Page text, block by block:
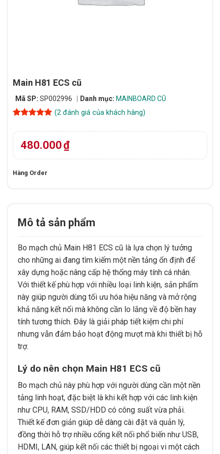
Main H81 ECS cũ
Mã SP: SP002996 Danh mục: MAINBOARD CŨ
dựa trên
đánh giá
(2đánh giá của khách hàng)
480.000₫
Hàng Order
Mô tả sản phẩm
Bo mạch chủ Main H81 ECS cũ là lựa chọn lý tưởng
cho những ai đang tìm kiếm một nền tảng ổn định để
xây dựng hoặc nâng cấp hệ thống máy tính cá nhân.
Với thiết kế phù hợp với nhiều loại linh kiện, sản phẩm
này giúp người dùng tối ưu hóa hiệu năng và mở rộng
khả năng kết nối mà không cần lo lắng về độ bền hay
tính tương thích. Đây là giải pháp tiết kiệm chi phí
nhưng vẫn đảm bảo hoạt động mượt mà khi thiết bị hỗ
trợ.
Lý do nên chọn Main H81 ECS cũ
Bo mạch chủ này phù hợp với người dùng cần một nền
tảng linh hoạt, đặc biệt là khi kết hợp với các linh kiện
như CPU, RAM, SSD/HDD có công suất vừa phải.
Thiết kế đơn giản giúp dễ dàng cài đặt và quản lý,
đồng thời hỗ trợ nhiều cổng kết nối phổ biến như USB,
HDMI, LAN, giúp kết nối các thiết bị ngoại vi một cách